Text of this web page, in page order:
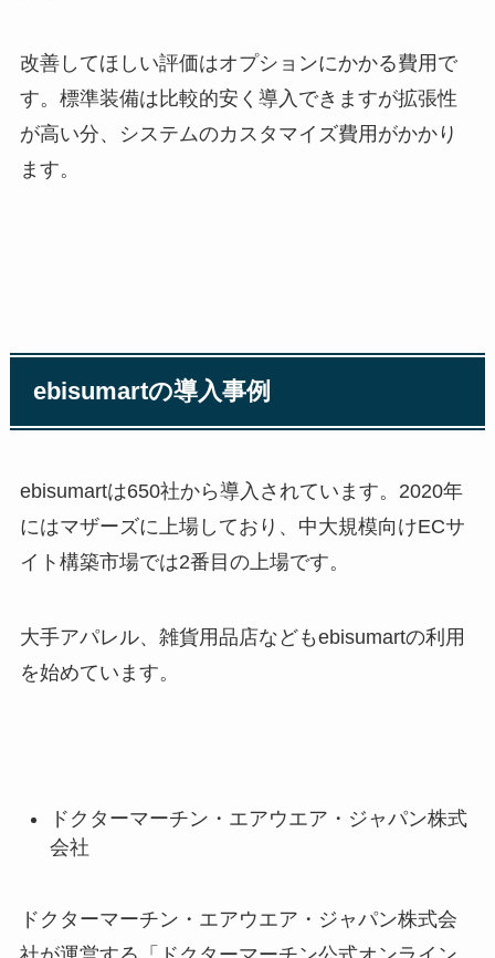
改善してほしい評価はオプションにかかる費用で
す。標準装備は比較的安く導入できますが拡張性
が高い分、システムのカスタマイズ費用がかかり
ます。
ebisumartの導入事例
ebisumartは650社から導入されています。 2020年
にはマザーズに上場しており、中大規模向けECサ
イト構築市場では2番目の上場です。
大手アパレル、雑貨用品店などもebisumartの利用
を始めています。
ドクターマーチン・エアウエア・ジャパン株式
会社
ドクターマーチン・エアウエア・ジャパン株式会